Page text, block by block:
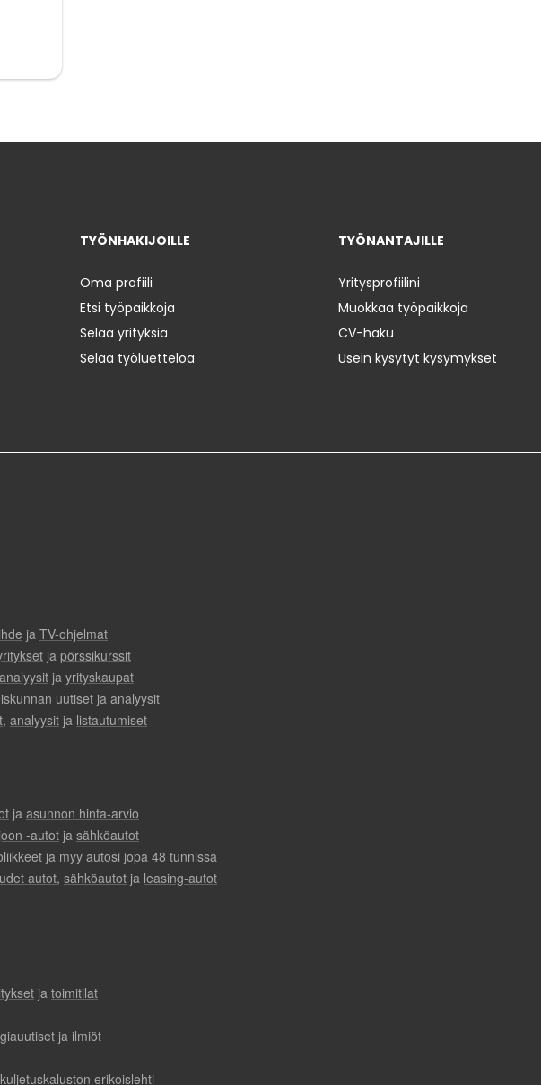
TYÖNHAKIJOILLE
Oma profiili
Etsi työpaikkoja
Selaa yrityksiä
Selaa työluetteloa
TYÖNANTAJILLE
Yritysprofiilini
Muokkaa työpaikkoja
CV-haku
Usein kysytyt kysymykset